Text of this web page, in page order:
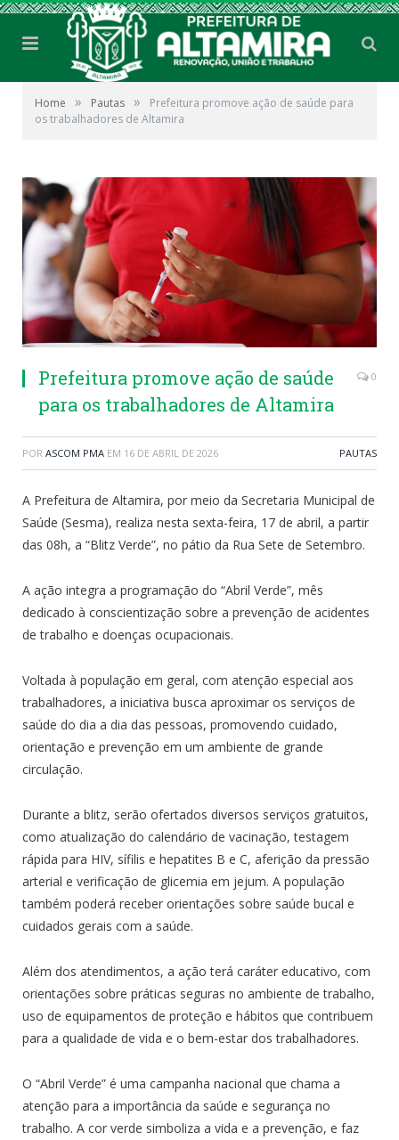
Home » Pautas »
Prefeitura promove ação de saúde para
os trabalhadores de Altamira
Prefeitura promove ação de saúde
para os trabalhadores de Altamira
0
POR ASCOM PMA EM 16 DE ABRIL DE 2026 PAUTAS
A Prefeitura de Altamira, por meio da Secretaria Municipal de
Saúde (Sesma), realiza nesta sexta-feira, 17 de abril, a partir
das 08h, a “Blitz Verde”, no pátio da Rua Sete de Setembro.
A ação integra a programação do “Abril Verde”, mês
dedicado à conscientização sobre a prevenção de acidentes
de trabalho e doenças ocupacionais.
Voltada à população em geral, com atenção especial aos
trabalhadores, a iniciativa busca aproximar os serviços de
saúde do dia a dia das pessoas, promovendo cuidado,
orientação e prevenção em um ambiente de grande
circulação.
Durante a blitz, serão ofertados diversos serviços gratuitos,
como atualização do calendário de vacinação, testagem
rápida para HIV, sífilis e hepatites B e C, aferição da pressão
arterial e verificação de glicemia em jejum. A população
também poderá receber orientações sobre saúde bucal e
cuidados gerais com a saúde.
Além dos atendimentos, a ação terá caráter educativo, com
orientações sobre práticas seguras no ambiente de trabalho,
uso de equipamentos de proteção e hábitos que contribuem
para a qualidade de vida e o bem-estar dos trabalhadores.
O “Abril Verde” é uma campanha nacional que chama a
atenção para a importância da saúde e segurança no
trabalho. A cor verde simboliza a vida e a prevenção, e faz